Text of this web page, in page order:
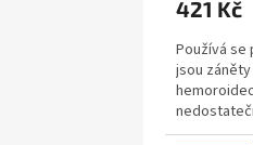
421 Kč
Používá se
jsou